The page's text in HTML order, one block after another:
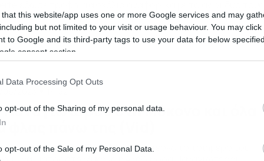
that this website/app uses one or more Google services and may
but not limited to your visit or usage behaviour. You may
to Google and its third-party tags to use your data for below
consent section.
Data Processing Opt Outs
opt-out of the Sharing of my personal data.
opt-out of the Sale of my Personal Data.
πλέον ζευγάρι, μετά τον χωρισμό της Παναγιώταρου από
Στάθη Σχίζα. Η ίδια, όταν ρωτήθηκε σχετικά το αρνήθηκε,
«Γενικά με όποιον με δεις να κάθομαι, τον έχω ήδη
Δεν συμβαίνει τίποτα […]
στη Μύκονο και όλα
φλας πάνω της (Vid)
καλό της φίλο, Πάνο Μυλωνά, περνά το τριήμερο του